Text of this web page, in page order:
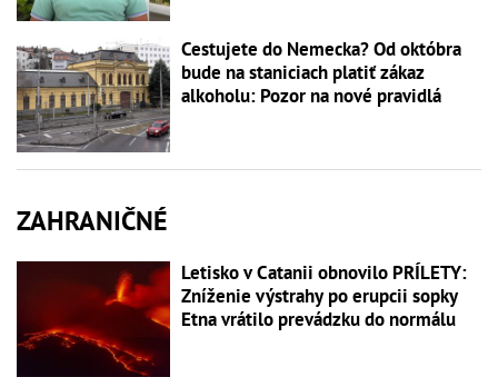
Cestujete do Nemecka? Od októbra
bude na staniciach platiť zákaz
alkoholu: Pozor na nové pravidlá
ZAHRANIČNÉ
Letisko v Catanii obnovilo PRÍLETY:
Zníženie výstrahy po erupcii sopky
Etna vrátilo prevádzku do normálu